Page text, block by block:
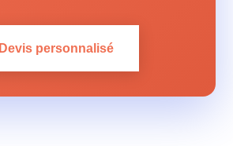
Devis personnalisé